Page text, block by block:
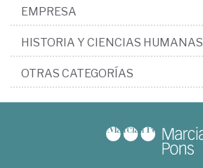
EMPRESA
HISTORIA Y CIENCIAS HUMANAS
OTRAS CATEGORÍAS